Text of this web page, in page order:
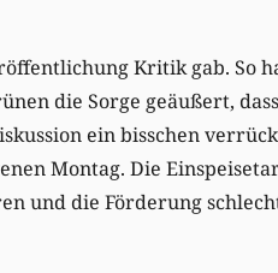
Kritik gab. So
die Sorge geäußert,
ein bisschen
Montag. Die
und die Förderung